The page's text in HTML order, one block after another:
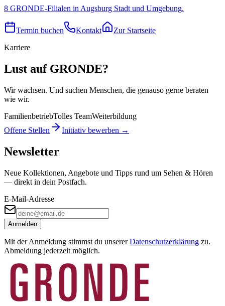
8 GRONDE-Filialen in Augsburg Stadt und Umgebung.
Termin buchen Kontakt
Zur Startseite
Karriere
Lust auf GRONDE?
Wir wachsen. Und suchen Menschen, die genauso gerne beraten
wie wir.
FamilienbetriebTolles TeamWeiterbildung
Offene Stellen
Initiativ bewerben →
Newsletter
Neue Kollektionen, Angebote und Tipps rund um Sehen & Hören
— direkt in dein Postfach.
E-Mail-Adresse
Anmelden
Mit der Anmeldung stimmst du unserer Datenschutzerklärung zu.
Abmeldung jederzeit möglich.